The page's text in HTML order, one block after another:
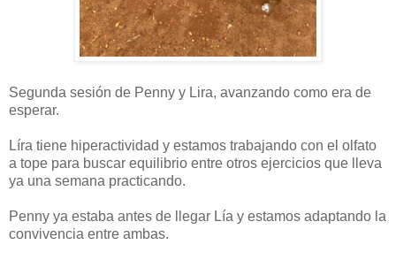
Segunda sesión de Penny y Lira, avanzando como era de
esperar.
Líra tiene hiperactividad y estamos trabajando con el olfato
a tope para buscar equilibrio entre otros ejercicios que lleva
ya una semana practicando.
Penny ya estaba antes de llegar Lía y estamos adaptando la
convivencia entre ambas.